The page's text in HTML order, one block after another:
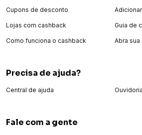
Cupons de desconto
Lojas com cashback
Como funciona o cashback
Guia de
Abra
Precisa de ajuda?
Central de ajuda Ouvidoria
Fale com a gente